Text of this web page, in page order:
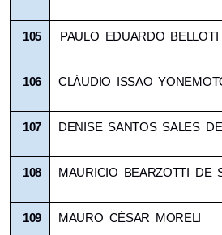
105 PAULO EDUARDO BELLOTI
106 CLÁUDIO ISSAO
107 DENISE SANTOS SALES
108 MAURICIO BEARZOTTI DE
109 MAURO CÉSAR MORELI